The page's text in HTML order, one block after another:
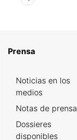
Prensa
Noticias en los
medios
Notas de prensa
Dossieres
disponibles